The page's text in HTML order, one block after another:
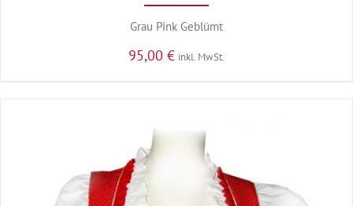
Grau Pink Geblümt
95,00 € inkl. MwSt.